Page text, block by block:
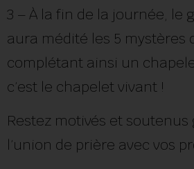
3 – À la fin de la journée, le
aura médité les 5 mystères
complétant ainsi un
c’est le chapelet vivant !
Restez motivés et soutenus
l’union de prière avec vos